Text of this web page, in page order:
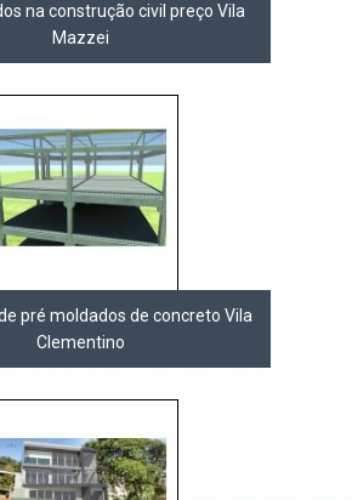
na construção civil preço Vila
Mazzei
pré moldados de concreto Vila
Clementino